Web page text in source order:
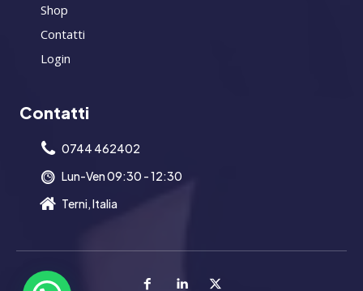
Shop
Contatti
Login
Contatti
0744 462402
Lun-Ven 09:30 - 12:30
Terni, Italia